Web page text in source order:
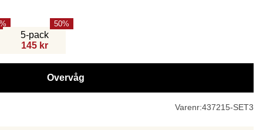
5-pack
145 kr
50
Overvåg
Varenr:437215-SET3